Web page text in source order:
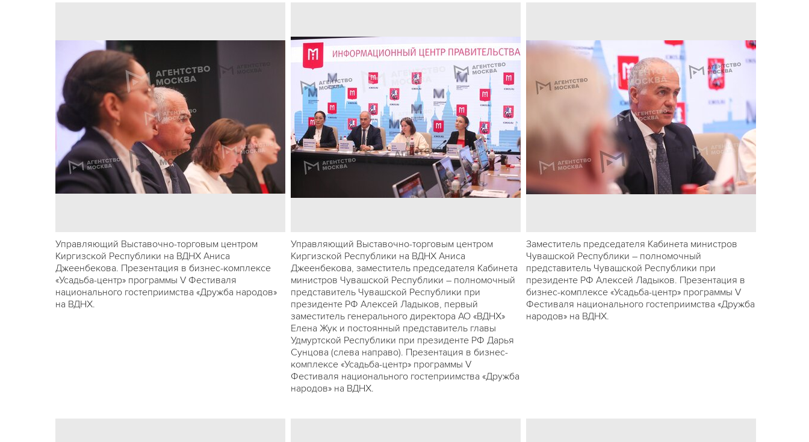
Управляющий Выставочно-торговым центром
Киргизской Республики на ВДНХ Аниса
Джеенбекова. Презентация в бизнес-комплексе
«Усадьба-центр» программы V Фестиваля
национального гостеприимства «Дружба народов»
на ВДНХ.
Управляющий Выставочно-торговым центром
Киргизской Республики на ВДНХ Аниса
Джеенбекова, заместитель председателя Кабинета
министров Чувашской Республики – полномочный
представитель Чувашской Республики при
президенте РФ Алексей Ладыков, первый
заместитель генерального директора АО «ВДНХ»
Елена Жук и постоянный представитель главы
Удмуртской Республики при президенте РФ Дарья
Сунцова (слева направо). Презентация в бизнес-
комплексе «Усадьба-центр» программы V
Фестиваля национального гостеприимства «Дружба
народов» на ВДНХ.
Заместитель председателя Кабинета министров
Чувашской Республики – полномочный
представитель Чувашской Республики при
президенте РФ Алексей Ладыков. Презентация в
бизнес-комплексе «Усадьба-центр» программы V
Фестиваля национального гостеприимства «Дружба
народов» на ВДНХ.